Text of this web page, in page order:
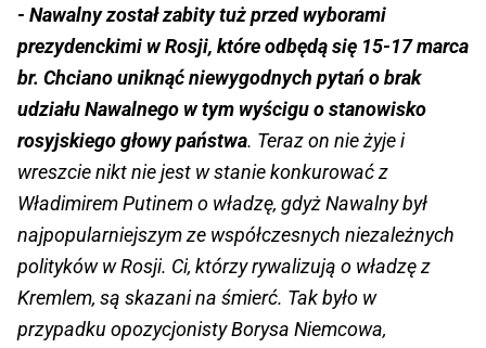
- Nawalny został zabity tuż przed wyborami
prezydenckimi w Rosji, które odbędą się 15-17 marca
br. Chciano uniknąć niewygodnych pytań o brak
udziału Nawalnego w tym wyścigu o stanowisko
rosyjskiego głowy państwa. Teraz on nie żyje i
wreszcie nikt nie jest w stanie konkurować z
Władimirem Putinem o władzę, gdyż Nawalny był
najpopularniejszym ze współczesnych niezależnych
polityków w Rosji. Ci, którzy rywalizują o władzę z
Kremlem, są skazani na śmierć. Tak było w
przypadku opozycjonisty Borysa Niemcowa,